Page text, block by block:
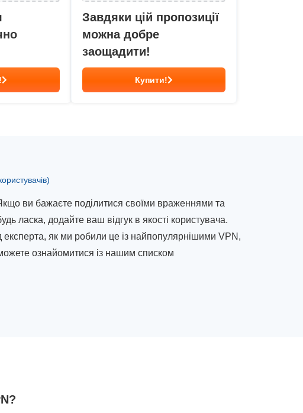
Завдяки цій пропозиції
можна добре
заощадити!
Купити!
ви бажаєте поділитися своїми враженнями та
ласка, додайте ваш відгук в якості користувача.
як ми робили це із найпопулярнішими VPN,
ознайомитися із нашим списком